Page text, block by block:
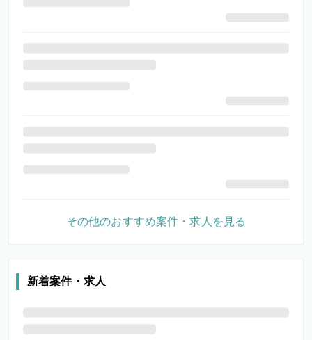
その他のおすすめ案件・求人を見る
新着案件・求人